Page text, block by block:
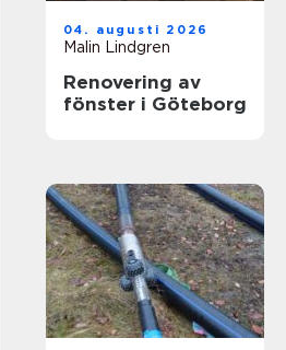
04. augusti 2026
Malin Lindgren
Renovering av
fönster i Göteborg